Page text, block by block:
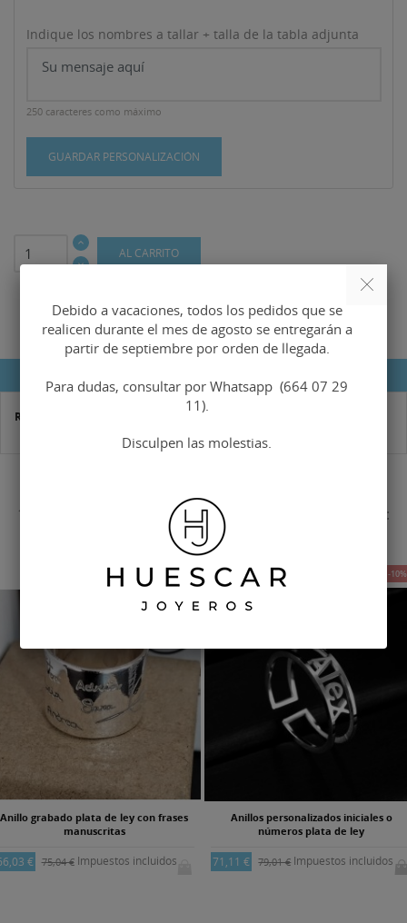
Indique los nombres a tallar + talla de la tabla adjunta
250 caracteres como máximo
GUARDAR PERSONALIZACIÓN
AL CARRITO
Referencia
16 OTROS PRODUCTOS EN LA MISMA CATEGORÍA:
-12%
Anillo grabado plata de ley con frases
manuscritas
€ 75,04 €Impuestos incluidos
-10%
Anillos personalizados iniciales o
números plata de ley
71,11 € 79,01 € Impuestos incluidos
Debido a vacaciones, todos los pedidos que se
realicen durante el mes de agosto se entregarán a
partir de septiembre por orden de llegada.
Para dudas, consultar por Whatsapp (664 07 29
11).
Disculpen las molestias.